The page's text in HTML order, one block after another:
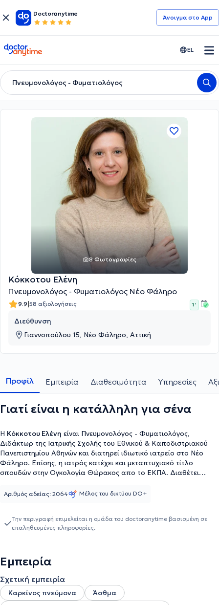
Doctoranytime
Άνοιγμα στο App
doctoranytime EL
Πνευμονολόγος - Φυματιολόγος
8 Φωτογραφίες
Κόκκοτου Ελένη
Πνευμονολόγος - Φυματιολόγος Νέο Φάληρο
9.9|58 αξιολογήσεις 1 '
Διεύθυνση
Γιαννοπούλου 15, Νέο Φάληρο, Αττική
Προφίλ Εμπειρία Διαθεσιμότητα Υπηρεσίες
Γιατί είναι η κατάλληλη για σένα
Η Κόκκοτου Ελένη είναι Πνευμονολόγος - Φυματιολόγος,
Διδάκτωρ της Ιατρικής Σχολής του Εθνικού & Καποδιστριακού
Πανεπιστημίου Αθηνών και διατηρεί ιδιωτικό ιατρείο στο Νέο
Φάληρο. Επίσης, η ιατρός κατέχει και μεταπτυχιακό τίτλο
σπουδών στην Ογκολογία Θώρακος απο το ΕΚΠΑ. Διαθέτει
θεραπευτήριο Metropolitan και διετέλεσε συνεργάτης της
του πνεύμονα, στο άσθμα, στη ΧΑΠ - Χρόνια Αποφρακτική
Πνευμονοπάθεια και στις λοιμώξεις αναπνευστικού.
Αριθμός αδείας: 2064 Μέλος του δικτύου DO+
Την περιγραφή επιμελείται η ομάδα του doctoranytime βασισμένη σε
επαληθευμένες πληροφορίες.
Εμπειρία
Σχετική εμπειρία
Καρκίνος πνεύμονα
Άσθμα